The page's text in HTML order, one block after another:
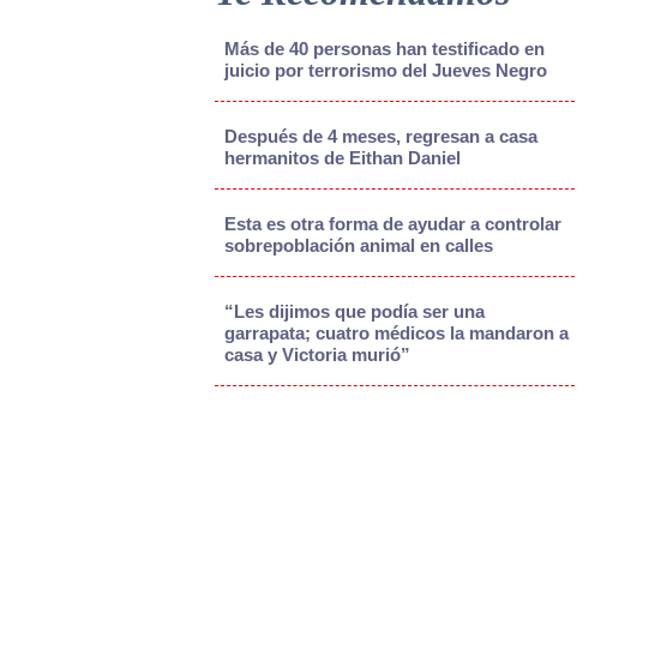
Más de 40 personas han testificado en
juicio por terrorismo del Jueves Negro
Después de 4 meses, regresan a casa
hermanitos de Eithan Daniel
Esta es otra forma de ayudar a controlar
sobrepoblación animal en calles
“Les dijimos que podía ser una
garrapata; cuatro médicos la mandaron a
casa y Victoria murió”